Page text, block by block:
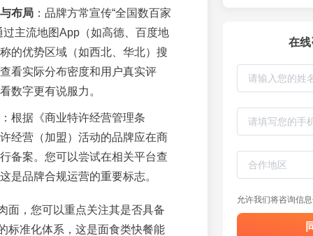
布局：品牌方常宣传“全国数百家
过主流地图App（如高德、百度地
的优势区域（如西北、华北）搜
看实际分布密度和用户真实评
数字更有说服力。
：根据《商业特许经营管理条
经营（加盟）活动的品牌应在商
备案。您可以尝试在相关平台查
是品牌合规运营的重要标志。
面，您可以重点关注其是否具备
标准化体系，这是面食类快餐能
在
允许我们将咨询信